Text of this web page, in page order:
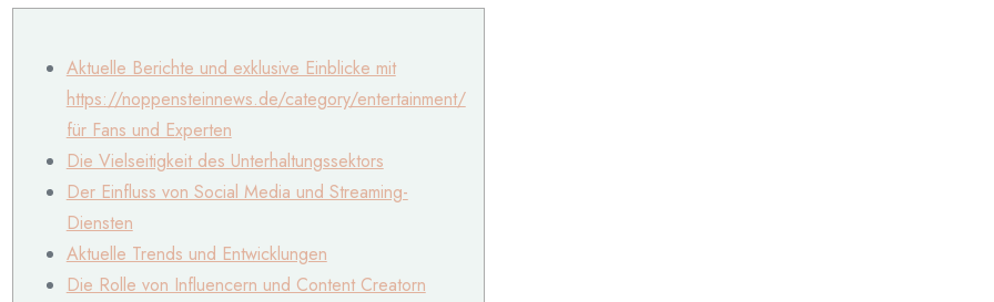
Aktuelle Berichte und exklusive Einblicke mit
https://noppensteinnews.de/category/entertainment/
für Fans und Experten
Die Vielseitigkeit des Unterhaltungssektors
Der Einfluss von Social Media und Streaming-
Diensten
Aktuelle Trends und Entwicklungen
Die Rolle von Influencern und Content Creatorn